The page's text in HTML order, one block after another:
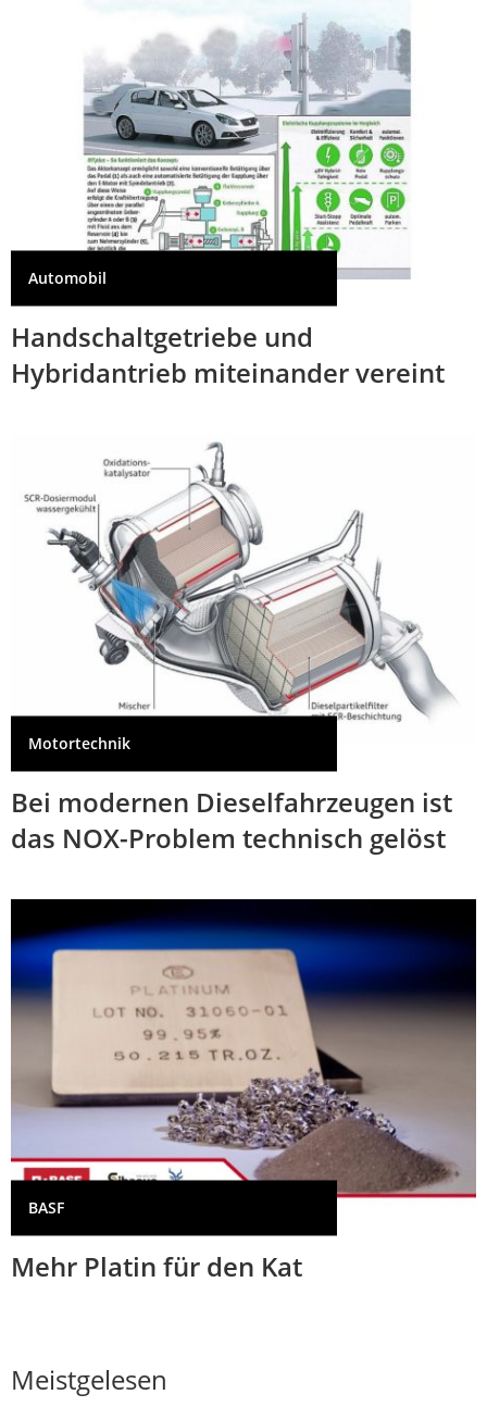
Automobil
Handschaltgetriebe und
Hybridantrieb miteinander vereint
Motortechnik
Bei modernen Dieselfahrzeugen ist
das NOX-Problem technisch gelöst
BASF
Mehr Platin für den Kat
Meistgelesen